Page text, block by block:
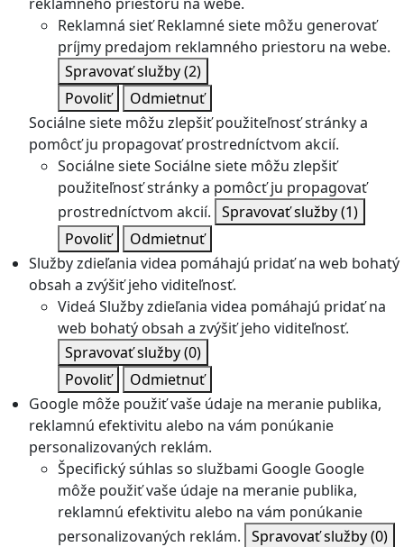
Reklamná sieť Reklamné siete môžu generovať
príjmy predajom reklamného priestoru na webe.
Spravovať služby(2)
Povoliť
Odmietnuť
Sociálne siete môžu zlepšiť použiteľnosť stránky a
pomôcť ju propagovať prostredníctvom akcií.
Sociálne sieteSociálne siete môžu zlepšiť
použiteľnosť stránky a pomôcť ju propagovať
prostredníctvom akcií. Spravovať služby(1)
Povoliť
Odmietnuť
Služby zdieľania videa pomáhajú pridať na web bohatý
obsah a zvýšiť jeho viditeľnosť.
Videá Služby zdieľania videa pomáhajú pridať na
web bohatý obsah a zvýšiť jeho viditeľnosť.
Spravovať služby(0)
Povoliť
Odmietnuť
Google môže použiť vaše údaje na meranie publika,
reklamnú efektivitu alebo na vám ponúkanie
personalizovaných reklám.
Špecifický súhlas so službami Google Google
môže použiť vaše údaje na meranie publika,
reklamnú efektivitu alebo na vám ponúkanie
personalizovaných reklám. Spravovať služby(0)